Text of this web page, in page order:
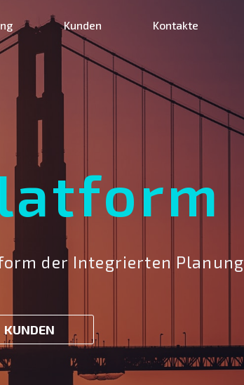
Kunden Kontakte
der Integrierten Planung
KUNDEN